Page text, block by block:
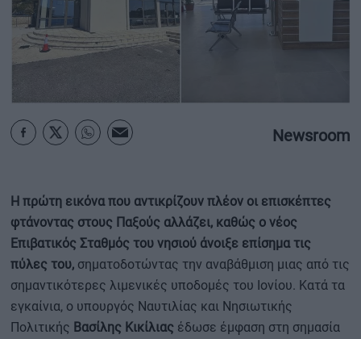
ΟΡΟΙ ΧΡΗΣΗΣ
ΤΑΥΤΟΤΗΤΑ
Newsroom
Η πρώτη εικόνα που αντικρίζουν πλέον οι επισκέπτες
φτάνοντας στους Παξούς αλλάζει, καθώς ο νέος
Επιβατικός Σταθμός του νησιού άνοιξε επίσημα τις
πύλες του, σηματοδοτώντας την αναβάθμιση μιας από τις
σημαντικότερες λιμενικές υποδομές του Ιονίου. Κατά τα
εγκαίνια, ο υπουργός Ναυτιλίας και Νησιωτικής
Πολιτικής Βασίλης Κικίλιας έδωσε έμφαση στη σημασία